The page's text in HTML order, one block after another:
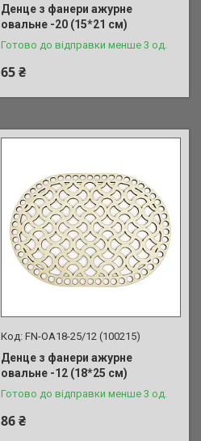
Денце з фанери ажурне
овальне -20 (15*21 см)
Готово до відправки менше 3 од.
65 ₴
FN-OA18-25/12 (100215)
Денце з фанери ажурне
овальне -12 (18*25 см)
Готово до відправки менше 3 од.
86 ₴